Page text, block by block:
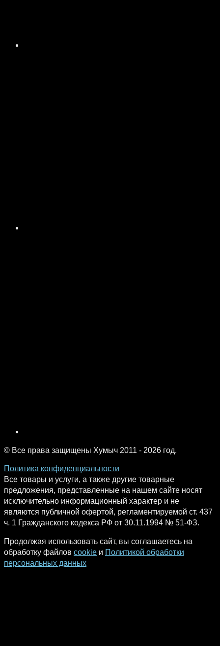
© Все права защищены Хумыч 2011 - 2026 год.
Политика конфиденциальности
Все товары и услуги, а также другие товарные
предложения, представленные на нашем сайте носят
исключительно информационный характер и не
являются публичной офертой, регламентируемой ст. 437
ч. 1 Гражданского кодекса РФ от 30.11.1994 № 51-ФЗ.
Продолжая использовать сайт, вы соглашаетесь на
обработку файлов cookie и Политикой обработки
персональных данных